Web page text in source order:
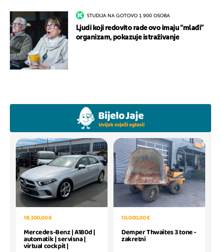
STUDIJA NA GOTOVO 1.900 OSOBA
Ljudi koji redovito rade ovo imaju “mlađi”
organizam, pokazuje istraživanje
18.300,00 €
Mercedes-Benz | A180d |
automatik | servisna |
virtual cockpit |
10.000,00 €
Demper Thwaites 3 tone -
zakretni